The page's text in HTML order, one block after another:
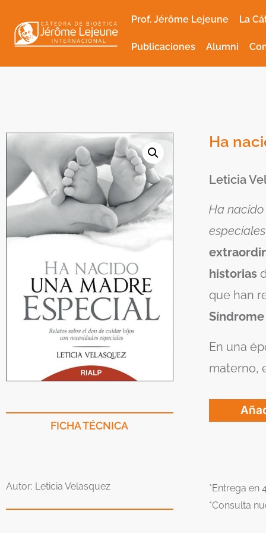
Prof. Jérôme Lejeune La
Publicaciones Alumni
FICHA TÉCNICA
Autor: Leticia Velasquez
Ha
Leticia
Ha
historias
que han
En una
materno,
*Entrega en
*Consulta